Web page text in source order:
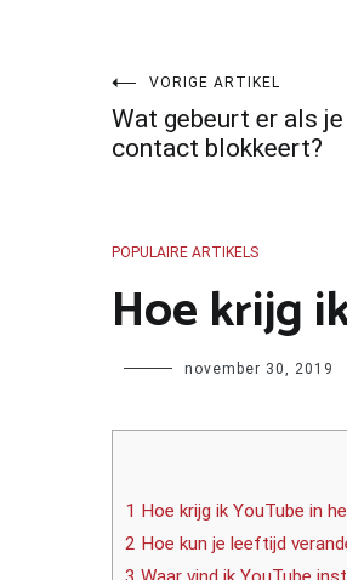
Bericht
navigatie
VORIGE ARTIKEL
Wat gebeurt er als
contact blokkeert?
POPULAIRE ARTIKELS
Hoe krijg
Author november 30, 2019
1 Hoe krijg ik YouTube in
2 Hoe kun je leeftijd